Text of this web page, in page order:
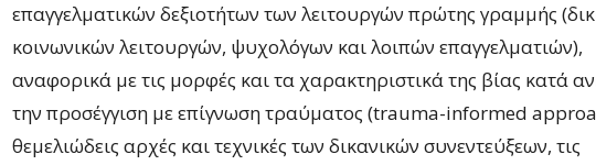
επαγγελματικών δεξιοτήτων των λειτουργών πρώτης γραμμής
κοινωνικών λειτουργών, ψυχολόγων και λοιπών επαγγελματιών),
αναφορικά με τις μορφές και τα χαρακτηριστικά της βίας κατά
την προσέγγιση με επίγνωση τραύματος (trauma-informed
θεμελιώδεις αρχές και τεχνικές των δικανικών συνεντεύξεων, τις